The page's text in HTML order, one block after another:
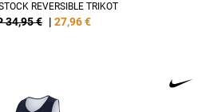
REVERSIBLE TRIKOT
34,95 € | 27,96€